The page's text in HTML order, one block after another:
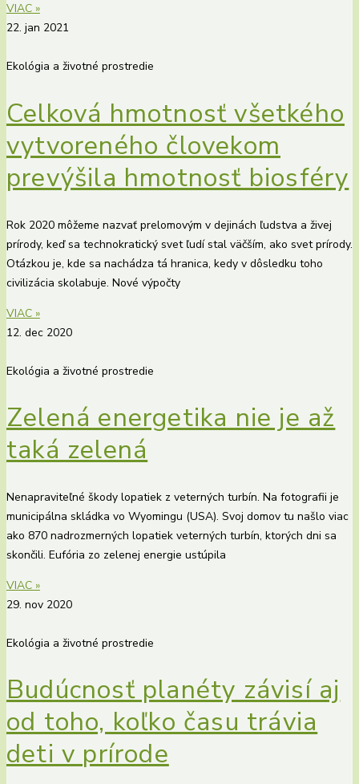
VIAC »
22. jan 2021
Ekológia a životné prostredie
Celková hmotnosť všetkého
vytvoreného človekom
prevýšila hmotnosť biosféry
Rok 2020 môžeme nazvať prelomovým v dejinách ľudstva a živej
prírody, keď sa technokratický svet ľudí stal väčším, ako svet prírody.
Otázkou je, kde sa nachádza tá hranica, kedy v dôsledku toho
civilizácia skolabuje. Nové výpočty
VIAC »
12. dec 2020
Ekológia a životné prostredie
Zelená energetika nie je až
taká zelená
Nenapraviteľné škody lopatiek z veterných turbín. Na fotografii je
municipálna skládka vo Wyomingu (USA). Svoj domov tu našlo viac
ako 870 nadrozmerných lopatiek veterných turbín, ktorých dni sa
skončili. Eufória zo zelenej energie ustúpila
VIAC »
29. nov 2020
Ekológia a životné prostredie
Budúcnosť planéty závisí aj
od toho, koľko času trávia
deti v prírode